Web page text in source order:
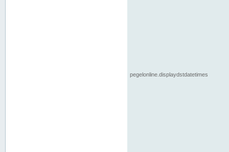
pegelonline.displaydstdatetimes